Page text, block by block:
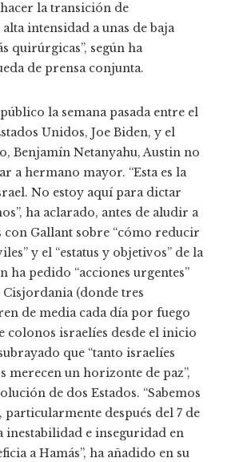
la transición de
intensidad a unas de baja
quirúrgicas”, según ha
de prensa conjunta.
la semana pasada entre el
Unidos, Joe Biden, y el
Benjamín Netanyahu, Austin no
a hermano mayor. “Esta es la
No estoy aquí para dictar
ha aclarado, antes de aludir a
con Gallant sobre “cómo reducir
y el “estatus y objetivos” de la
ha pedido “acciones urgentes”
(donde tres
de media cada día por fuego
colonos israelíes desde el inicio
que “tanto israelíes
merecen un horizonte de paz”,
de dos Estados. “Sabemos
después del 7 de
inestabilidad e inseguridad en
a Hamás”, ha añadido en su